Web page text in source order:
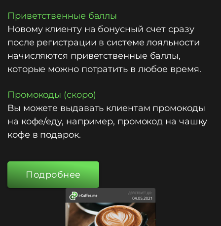
Приветственные баллы
Новому клиенту на бонусный счет сразу
после регистрации в системе лояльности
начисляются приветственные баллы,
которые можно потратить в любое время.
Промокоды (скоро)
Вы можете выдавать клиентам промокоды
на кофе/еду, например, промокод на чашку
кофе в подарок.
Подробнее